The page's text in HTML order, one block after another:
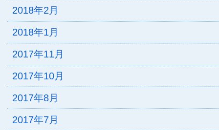
2018年2月
2018年1月
2017年11月
2017年10月
2017年8月
2017年7月